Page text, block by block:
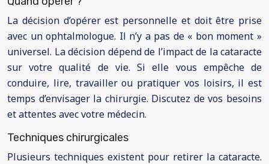
La décision d’opérer est personnelle et doit être prise
avec un ophtalmologue. Il n’y a pas de « bon moment »
universel. La décision dépend de l’impact de la cataracte
sur votre qualité de vie. Si elle vous empêche de
conduire, lire, travailler ou pratiquer vos loisirs, il est
temps d’envisager la chirurgie. Discutez de vos besoins
et attentes avec votre médecin.
Techniques chirurgicales
Plusieurs techniques existent pour retirer la cataracte.